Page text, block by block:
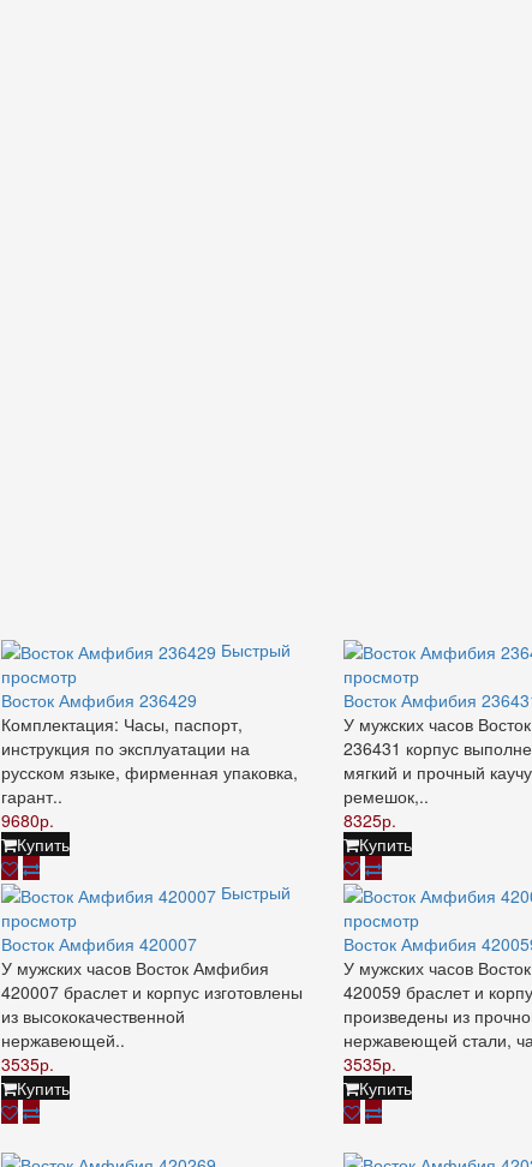
Быстрый
просмотр
Восток Амфибия 236429
Комплектация: Часы, паспорт,
инструкция по эксплуатации на
русском языке, фирменная упаковка,
гарант..
9680р.
Купить
просмотр
Восток Амфибия
У мужских часов
236431 корпус
мягкий и прочный
ремешок,..
8325р.
Купить
Быстрый
просмотр
Восток Амфибия 420007
У мужских часов Восток Амфибия
420007 браслет и корпус изготовлены
из высококачественной
нержавеющей..
3535р.
Купить
просмотр
Восток Амфибия
У мужских часов
420059 браслет и
произведены из
нержавеющей стали,
3535р.
Купить